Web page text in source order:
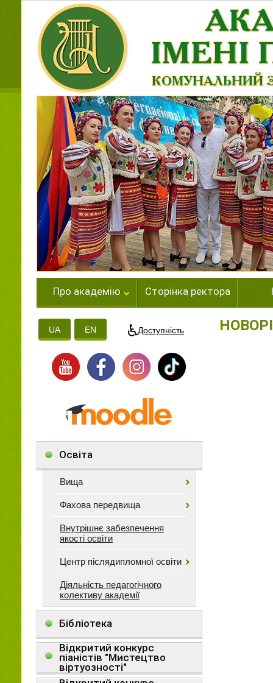
Про академію Сторінка ректора
UA EN Доступність
Освіта
Вища
Фахова передвища
Внутрішнє забезпечення
якості освіти
Центр післядипломної освіти
Діяльність педагогічного
колективу академії
Бібліотека
Відкритий конкурс
піаністів "Мистецтво
віртуозності"